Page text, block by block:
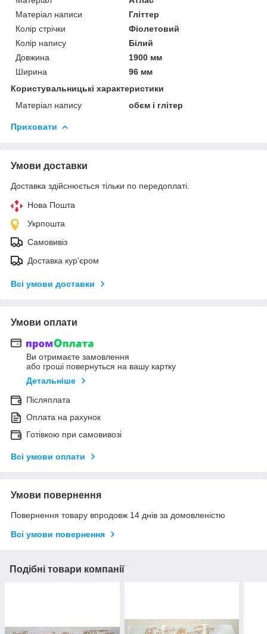
Матеріал написи
Гліттер
Колір стрічки
Фіолетовий
Колір напису
Білий
Довжина
1900 мм
Ширина
96 мм
Користувальницькі характеристики
Матеріал напису
обєм і глітер
Приховати
Умови доставки
Доставка здійснюється тільки по передоплаті.
Нова Пошта
Укрпошта
Самовивіз
Доставка кур'єром
Всі умови доставки
Умови оплати
Ви отримаєте замовлення
або гроші повернуться на вашу картку
Детальніше
Післяплата
Оплата на рахунок
Готівкою при самовивозі
Всі умови оплати
Умови повернення
Повернення товару впродовж 14 днів за домовленістю
Всі умови повернення
Подібні товари компанії